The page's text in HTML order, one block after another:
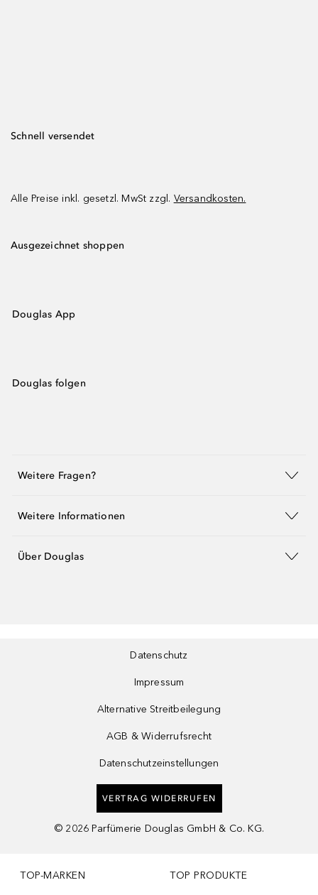
Schnell versendet
Alle Preise inkl. gesetzl. MwSt zzgl. Versandkosten.
Ausgezeichnet shoppen
Douglas App
Douglas folgen
Weitere Fragen?
Weitere Informationen
Über Douglas
Datenschutz
Impressum
Alternative Streitbeilegung
AGB & Widerrufsrecht
Datenschutzeinstellungen
VERTRAG WIDERRUFEN
© 2026 Parfümerie Douglas GmbH & Co. KG.
TOP-MARKEN TOP PRODUKTE